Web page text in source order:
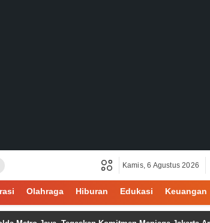
Kamis, 6 Agustus 2026
Olahraga Hiburan Edukasi Keuangan